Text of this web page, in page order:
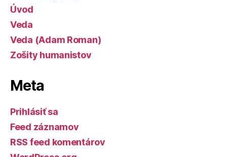
Úvod
Veda
Veda (Adam Roman)
Zošity humanistov
Meta
Prihlásiť sa
Feed záznamov
RSS feed komentárov